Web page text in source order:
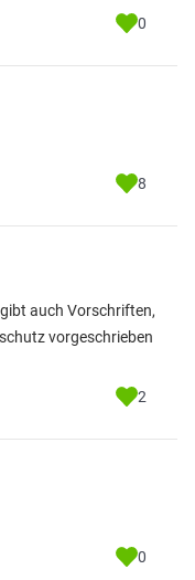
0
8
auch Vorschriften,
vorgeschrieben
2
0